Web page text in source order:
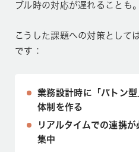
ブル時の対応が遅れることも。
こうした課題への対策として
です：
業務設計時に「バトン
体制を作る
リアルタイムでの連携
集中